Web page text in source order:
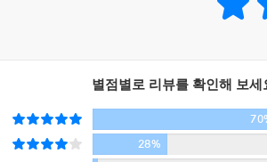
시 내가 그런 사람은 아니었을까. 여행을 마
째 사람은 자기에게 익숙한 책을 선택한다.
다. 하나의 분야에서 그의 지식은 깊어지
째 사람은 자기를 불편하게 만드는 책을 선
흔드는 책을 선택한다. 그에게는 불편함을
은 그래서 ‘불편한’ 책을 권한다. 책이란,
가둘 수도 있다는 것이다.
별점별로 리뷰를 확인해 보세
28%